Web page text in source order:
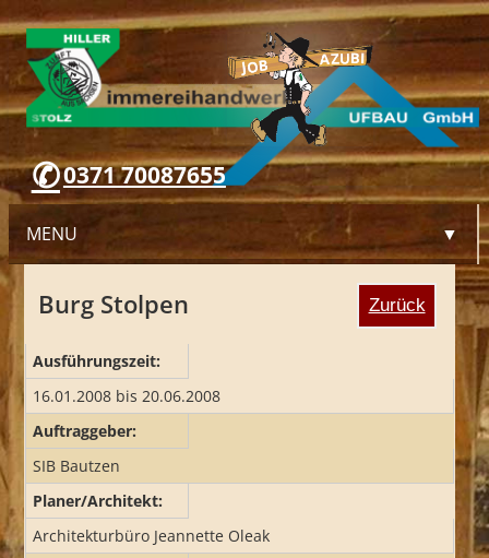
0371 70087655
MENU ▼
WILLKOMMEN
UNTERNEHMEN
LEISTUNGEN
REFERENZEN
Zurück
Burg Stolpen
Ausführungszeit:
16.01.2008 bis 20.06.2008
Auftraggeber:
SIB Bautzen
Planer/Architekt:
Architekturbüro Jeannette Oleak